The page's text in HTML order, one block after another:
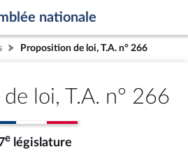
nationale
Proposition de loi, T.A. n° 266
loi, T.A. n° 266
e législature